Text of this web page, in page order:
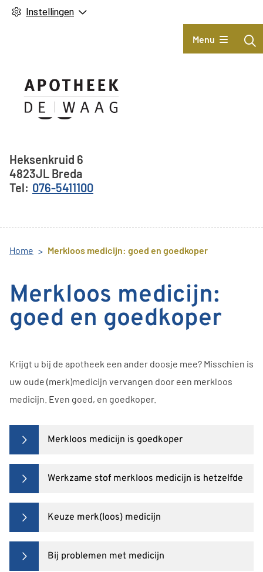
Instellingen
Hoofdmenu
Menu
Adresgegevens
Heksenkruid 6
4823JL Breda
076-5411100
Home Merkloos medicijn: goed en goedkoper
Merkloos medicijn:
goed en goedkoper
Krijgt u bij de apotheek een ander doosje mee? Misschien is
uw oude (merk)medicijn vervangen door een merkloos
medicijn. Even goed, en goedkoper.
Merkloos medicijn is goedkoper
Werkzame stof merkloos medicijn is hetzelfde
Keuze merk(loos) medicijn
Bij problemen met medicijn